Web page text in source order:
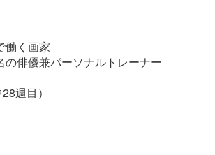
働く画家
俳優兼パーソナルトレーナー
週目）